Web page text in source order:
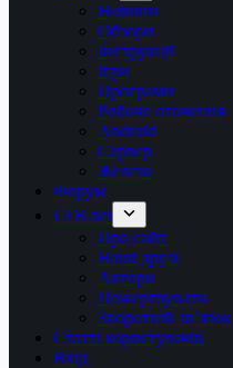
Новини
Обзори
Інструкції
Ігри
Програми
Робоче оточення
Android
Сервер
Железо
Форум
LTB.net
Про сайт
Наші друзі
Автори
Пожертвувати
Зворотній зв’язок
Статті користувачів
Вхід